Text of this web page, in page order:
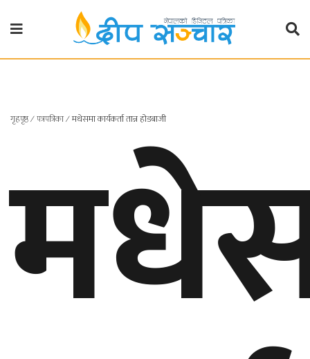
गृहपृष्ठ
प्रदेश
१
बाग्मती
गृहपृष्ठ∕पत्रपत्रिका∕मधेसमा कार्यकर्ता तान्न होडबाजी